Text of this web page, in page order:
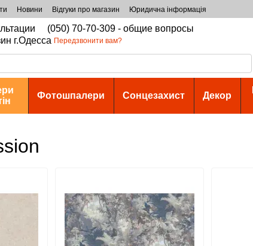
Новини Відгуки про магазин Юридична інформація
(050) 70-70-309 - общие вопросы
г.Одесса Передзвонити вам?
Фотошпалери Сонцезахист Декор